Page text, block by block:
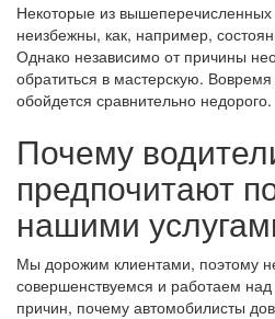
Некоторые из вышеперечисленных
неизбежны, как, например,
Однако независимо от причины
обратиться в мастерскую.
обойдется сравнительно недорого.
Почему
предпочитают
нашими
Мы дорожим клиентами, поэтому
совершенствуемся и работаем
причин, почему автомобилисты